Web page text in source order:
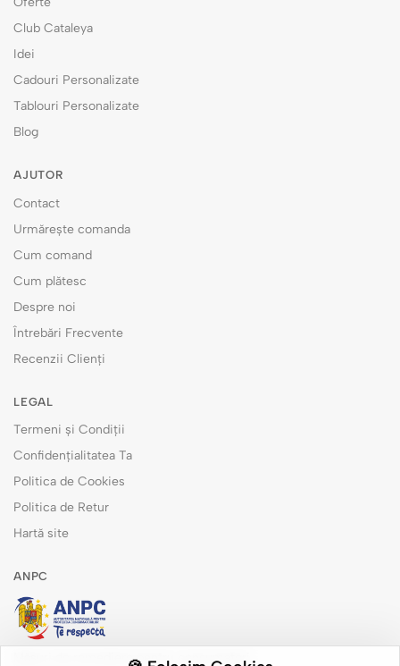
Club Cataleya
Idei
Cadouri Personalizate
Tablouri Personalizate
Blog
AJUTOR
Contact
Urmărește comanda
Cum comand
Cum plătesc
Despre noi
Întrebări Frecvente
Recenzii Clienți
LEGAL
Termeni și Condiții
Confidențialitatea Ta
Politica de Cookies
Politica de Retur
Hartă site
ANPC
Măsuri de remediere pentru consumatori